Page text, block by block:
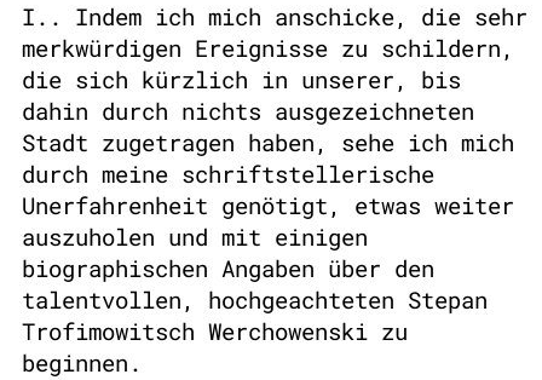
I.. Indem ich mich anschicke, die sehr
merkwürdigen Ereignisse zu schildern,
die sich kürzlich in unserer, bis
dahin durch nichts ausgezeichneten
Stadt zugetragen haben, sehe ich mich
durch meine schriftstellerische
Unerfahrenheit genötigt, etwas weiter
auszuholen und mit einigen
biographischen Angaben über den
talentvollen, hochgeachteten Stepan
Trofimowitsch Werchowenski zu
beginnen.